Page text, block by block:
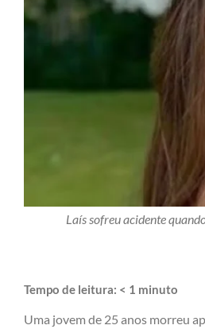
Laís sofreu acidente
Tempo de leitura: < 1 minuto
Uma jovem de 25 anos morreu